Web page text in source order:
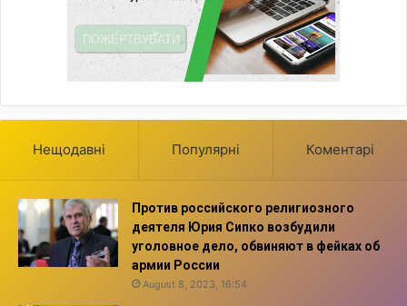
Нещодавні Популярні Коментарі
Против российского религиозного
деятеля Юрия Сипко возбудили
уголовное дело, обвиняют в фейках об
армии России
August 8, 2023, 16:54